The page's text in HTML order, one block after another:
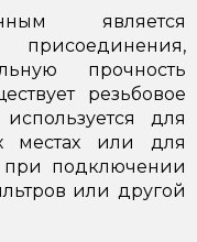
является
прочность
резьбовое
для
местах или для
при подключении
или другой